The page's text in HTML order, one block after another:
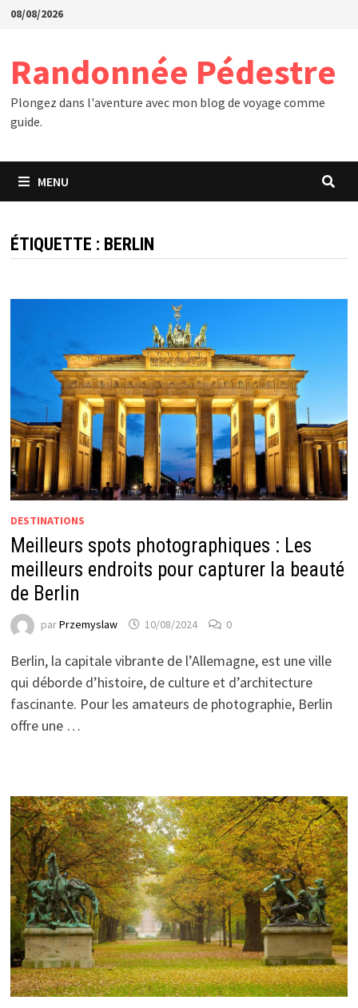
Passer
08/08/2026
Randonnée Pédestre
Plongez dans l'aventure avec mon blog de voyage comme
guide.
MENU
ÉTIQUETTE : BERLIN
DESTINATIONS
Meilleurs spots photographiques : Les
meilleurs endroits pour capturer la beauté
de Berlin
parPrzemyslaw 10/08/2024 0
Berlin, la capitale vibrante de l’Allemagne, est une ville
qui déborde d’histoire, de culture et d’architecture
fascinante. Pour les amateurs de photographie, Berlin
offre une …